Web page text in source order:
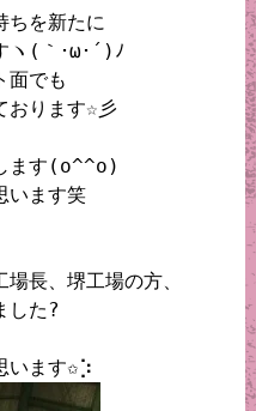
ちを新たに
ヽ(｀･ω･´)ﾉ
面でも
おります☆彡
ます(o^^o)
います笑
長、堺工場の方、
した?